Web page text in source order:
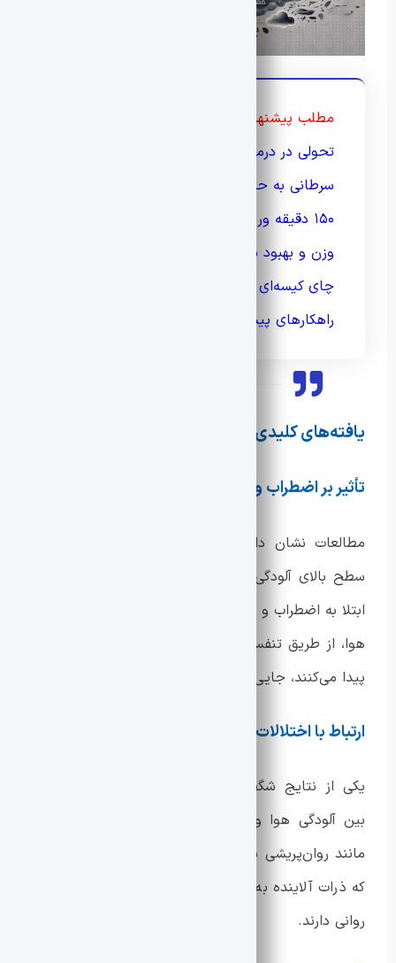
مطلب پیشنهادی:
تحولی در درمان سرطان؛ بازگرداندن سلول‌های
سرطانی به حالت طبیعی
۱۵۰ دقیقه ورزش هوازی در هفته؛ کلید کاهش
وزن و بهبود سلامت
چای کیسه‌ای و ورود میکروپلاستیک‌ها به بدن؛
راهکارهای پیشگیری
یافته‌های کلیدی مطالعات اسکاتلندی
تأثیر بر اضطراب و افسردگی
مطالعات نشان داده است که افرادی که در مناطق با
سطح بالای آلودگی هوا زندگی می‌کنند، بیشتر در معرض
ابتلا به اضطراب و افسردگی هستند. ذرات معلق کوچک در
هوا، از طریق تنفس وارد جریان خون شده و به مغز راه
پیدا می‌کنند، جایی که عملکرد نرمال آن را مختل می‌کنند.
ارتباط با اختلالات روانی شدید
یکی از نتایج شگفت‌انگیز این تحقیق، ارتباط مستقیم
بین آلودگی هوا و افزایش موارد اختلالات روانی شدید
مانند روان‌پریشی بوده است. این یافته‌ها نشان می‌دهد
که ذرات آلاینده به مرور زمان تأثیرات مخربی بر سلامت
روانی دارند.